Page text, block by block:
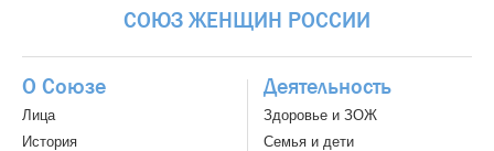
СОЮЗ ЖЕНЩИН РОССИИ
О Союзе
Лица
История
Деятельность
Здоровье и ЗОЖ
Семья и дети